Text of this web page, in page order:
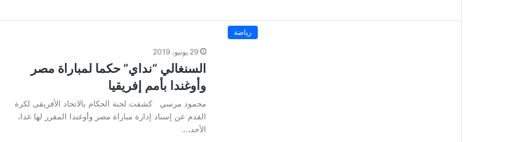
رياضة
29 يونيو، 2019
السنغالي “نداي” حكما لمباراة مصر
وأوغندا بأمم إفريقيا
محمود مرسي كشفت لجنة الحكام بالاتحاد الأفريقى لكرة
القدم عن إسناد إدارة مباراة مصر وأوغندا المقرر لها غدا،
الأحد،…